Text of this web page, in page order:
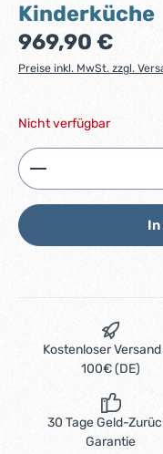
Kinderküche
Regulärer Preis:
969,90 €
Preise inkl. MwSt. zzgl.
Nicht verfügbar
Produkt Anzahl:
In
Kostenloser
100€ (DE)
30 Tage Geld-
Garantie